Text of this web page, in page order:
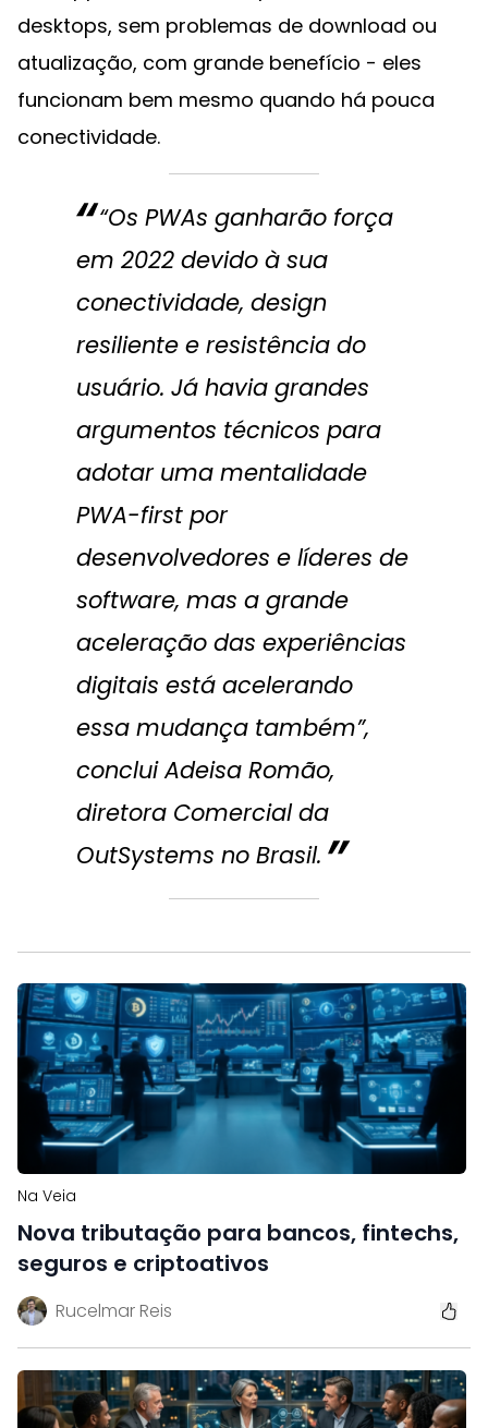
desktops, sem problemas de download ou
atualização, com grande benefício - eles
funcionam bem mesmo quando há pouca
conectividade.
“Os PWAs ganharão força
em 2022 devido à sua
conectividade, design
resiliente e resistência do
usuário. Já havia grandes
argumentos técnicos para
adotar uma mentalidade
PWA-first por
desenvolvedores e líderes de
software, mas a grande
aceleração das experiências
digitais está acelerando
essa mudança também”,
conclui Adeisa Romão,
diretora Comercial da
OutSystems no Brasil.
Na Veia
Nova tributação para bancos, fintechs,
seguros e criptoativos
Rucelmar Reis